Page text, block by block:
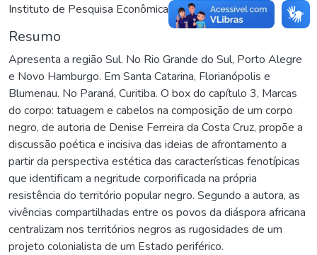
Instituto de Pesquisa Econômica Aplicada (Ipea)
Resumo
Apresenta a região Sul. No Rio Grande do Sul, Porto Alegre
e Novo Hamburgo. Em Santa Catarina, Florianópolis e
Blumenau. No Paraná, Curitiba. O box do capítulo 3, Marcas
do corpo: tatuagem e cabelos na composição de um corpo
negro, de autoria de Denise Ferreira da Costa Cruz, propõe a
discussão poética e incisiva das ideias de afrontamento a
partir da perspectiva estética das características fenotípicas
que identificam a negritude corporificada na própria
resistência do território popular negro. Segundo a autora, as
vivências compartilhadas entre os povos da diáspora africana
centralizam nos territórios negros as rugosidades de um
projeto colonialista de um Estado periférico.